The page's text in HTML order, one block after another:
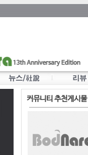
커뮤니티 추천게시물